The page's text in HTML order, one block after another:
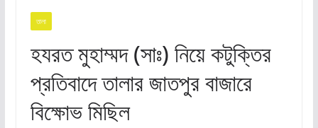
তালা
হযরত মুহাম্মদ (সাঃ) নিয়ে কটুক্তির
প্রতিবাদে তালার জাতপুর বাজারে
বিক্ষোভ মিছিল